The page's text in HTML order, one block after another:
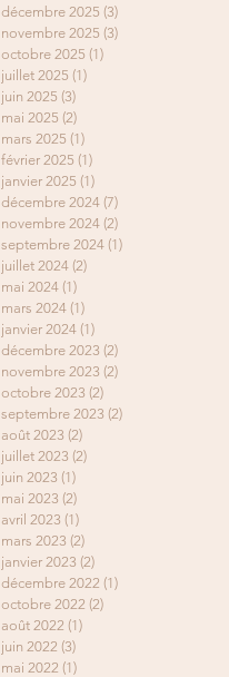
décembre 2025 (3)
novembre 2025 (3)
octobre 2025 (1)
juillet 2025 (1)
juin 2025 (3)
mai 2025 (2)
mars 2025 (1)
février 2025 (1)
janvier 2025 (1)
décembre 2024 (7)
novembre 2024 (2)
septembre 2024 (1)
juillet 2024 (2)
mai 2024 (1)
mars 2024 (1)
janvier 2024 (1)
décembre 2023 (2)
novembre 2023 (2)
octobre 2023 (2)
septembre 2023 (2)
août 2023 (2)
juillet 2023 (2)
juin 2023 (1)
mai 2023 (2)
avril 2023 (1)
mars 2023 (2)
janvier 2023 (2)
décembre 2022 (1)
octobre 2022 (2)
août 2022 (1)
juin 2022 (3)
mai 2022 (1)